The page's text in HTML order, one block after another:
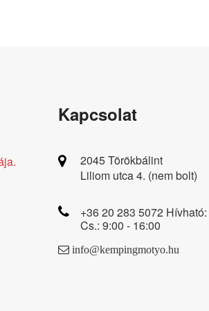
Kapcsolat
2045 Törökbálint
Liliom utca 4. (nem bolt)
+36 20 283 5072
Cs.: 9:00 - 16:00
info@kempingmotyo.hu